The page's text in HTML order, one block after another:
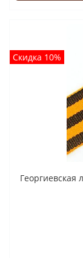
Скидка 10%
Георгиевская